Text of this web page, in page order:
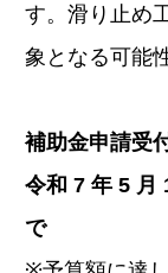
す。滑り止め
象となる可能
補助金申請受
令和 7 年 5 月
で